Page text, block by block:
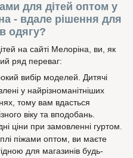
для дітей оптом у
- вдале рішення для
одягу?
на сайті Мелоріна, ви, як
ряд переваг:
вибір моделей. Дитячі
у найрізноманітніших
тому вам вдасться
віку та вподобань.
ціни при замовленні гуртом.
піжами оптом, ви маєте
для магазинів будь-